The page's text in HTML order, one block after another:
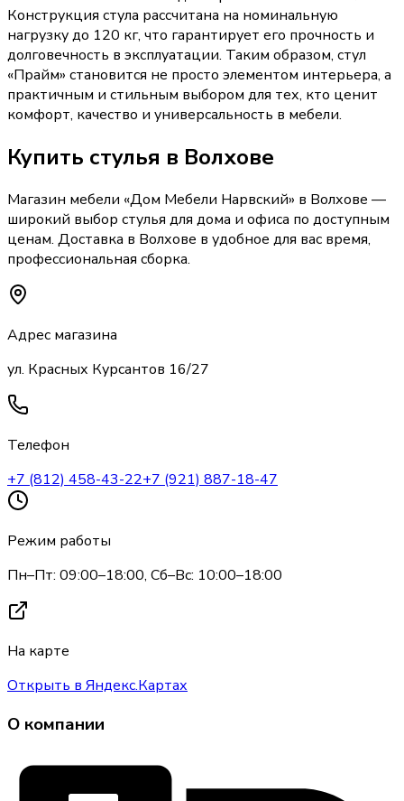
Конструкция стула рассчитана на номинальную
нагрузку до 120 кг, что гарантирует его прочность и
долговечность в эксплуатации. Таким образом, стул
«Прайм» становится не просто элементом интерьера, а
практичным и стильным выбором для тех, кто ценит
комфорт, качество и универсальность в мебели.
Купить стулья в Волхове
Магазин мебели «Дом Мебели Нарвский» в Волхове —
широкий выбор стулья для дома и офиса по доступным
ценам. Доставка в Волхове в удобное для вас время,
профессиональная сборка.
Адрес магазина
ул. Красных Курсантов 16/27
Телефон
+7 (812) 458-43-22+7 (921) 887-18-47
Режим работы
Пн–Пт: 09:00–18:00, Сб–Вс: 10:00–18:00
На карте
Открыть в Яндекс.Картах
О компании